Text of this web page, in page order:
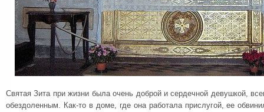
Святая Зита при жизни была очень доброй и сердечной девушкой,
обездоленным. Как-то в доме, где она работала прислугой, ее